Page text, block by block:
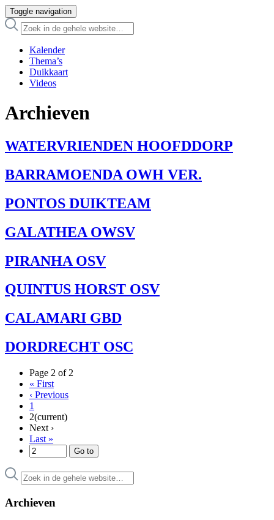
Toggle navigation
Kalender
Thema’s
Duikkaart
Videos
Archieven
WATERVRIENDEN HOOFDDORP
BARRAMOENDA OWH VER.
PONTOS DUIKTEAM
GALATHEA OWSV
PIRANHA OSV
QUINTUS HORST OSV
CALAMARI GBD
DORDRECHT OSC
Page 2 of 2
« First
‹ Previous
1
2(current)
Next ›
Last »
Archieven